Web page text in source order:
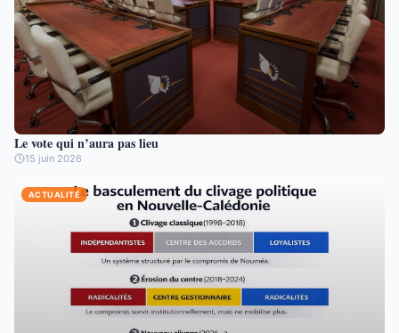
Le vote qui n’aura pas lieu
15 juin 2026
ACTUALITÉ